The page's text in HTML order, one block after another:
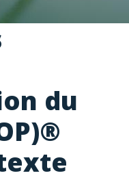
du